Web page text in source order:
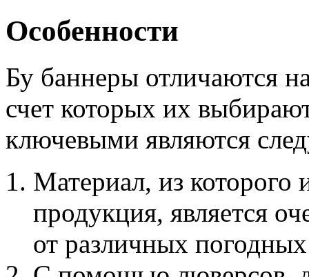
Особенности
Бу баннеры отличаются
счет которых их
ключевыми являются
Материал, из которого
продукция, является
от различных